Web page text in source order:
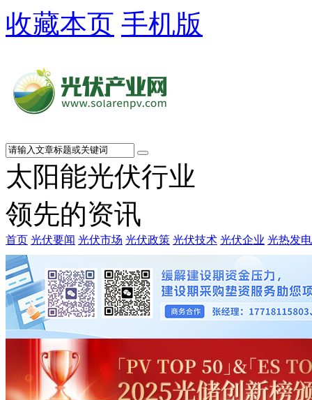
收藏本页 手机版
太阳能光伏行业
领先的资讯
首页 光伏要闻 光伏市场 光伏政策 光伏技术 光伏企业 光热发电